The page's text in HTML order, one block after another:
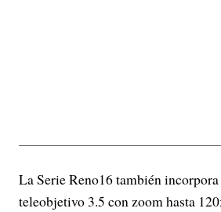
La Serie Reno16 también
teleobjetivo 3.5 con zoom hasta